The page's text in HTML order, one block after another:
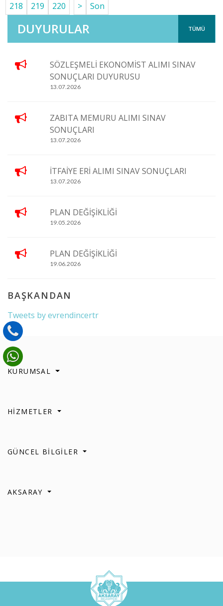
TÜMÜ
DUYURULAR
SÖZLEŞMELİ EKONOMİST ALIMI SINAV
SONUÇLARI DUYURUSU
13.07.2026
ZABITA MEMURU ALIMI SINAV
SONUÇLARI
13.07.2026
İTFAİYE ERİ ALIMI SINAV SONUÇLARI
13.07.2026
PLAN DEĞİŞİKLİĞİ
19.05.2026
PLAN DEĞİŞİKLİĞİ
19.06.2026
BAŞKANDAN
Tweets by evrendincertr
218
219 220 > Son
KURUMSAL
HİZMETLER
GÜNCEL BİLGİLER
AKSARAY